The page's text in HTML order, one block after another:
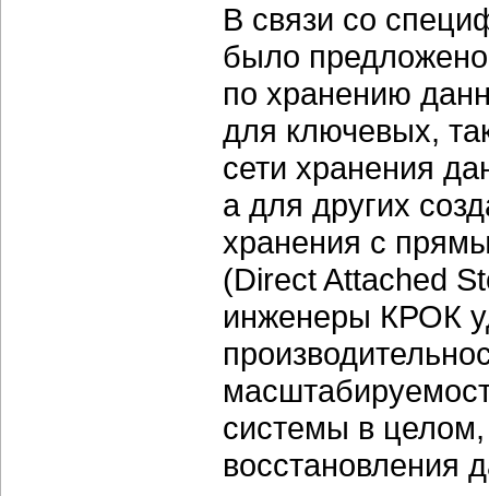
В связи со
было
по хранению
для ключевых,
сети хранения
а для других
хранения с
(Direct Attached
инженеры КРОК
системы в
восстановления